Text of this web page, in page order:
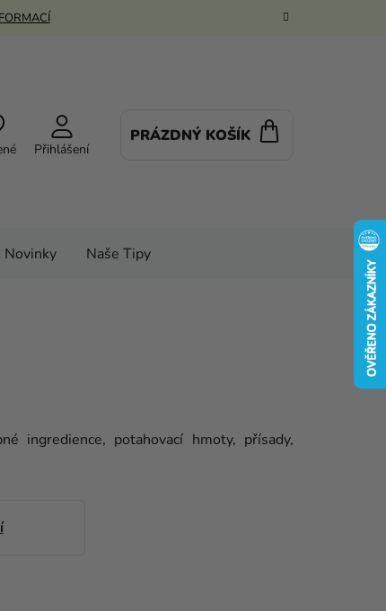
Přihlášení
PRÁZDNÝ KOŠÍK
Novinky Naše Tipy
ingredience, potahovací hmoty, přísady,